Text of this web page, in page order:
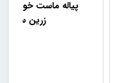
پیاله ماست خوری
زرین سایز 12